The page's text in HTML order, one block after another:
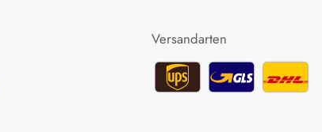
Versandarten